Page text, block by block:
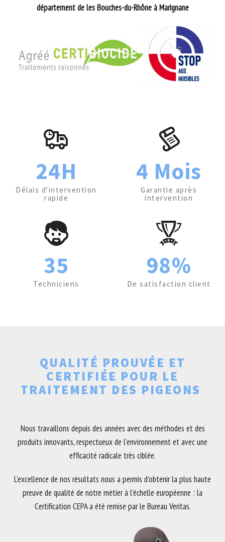
département de les Bouches-du-Rhône à Marignane
24H
Délais d'intervention
rapide
4 Mois
Garantie après
intervention
35
Techniciens
98%
De satisfaction client
QUALITÉ PROUVÉE ET
CERTIFIÉE POUR LE
TRAITEMENT DES PIGEONS
Nous travaillons depuis des années avec des méthodes et des
produits innovants, respectueux de l’environnement et avec une
efficacité radicale très ciblée.
L’excellence de nos résultats nous a permis d’obtenir la plus haute
preuve de qualité de notre métier à l’échelle européenne : la
Certification CEPA a été remise par le Bureau Veritas.